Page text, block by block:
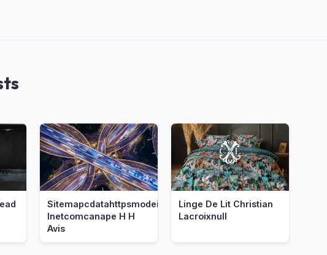
Sitemapcdatahttpsmodeinf
Inetcomcanape H H
Avis
Linge De Lit Christian
Lacroixnull